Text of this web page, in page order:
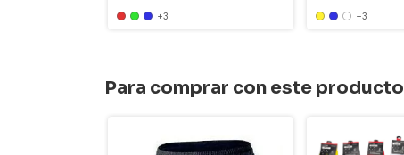
+3 +3
Para comprar con este producto